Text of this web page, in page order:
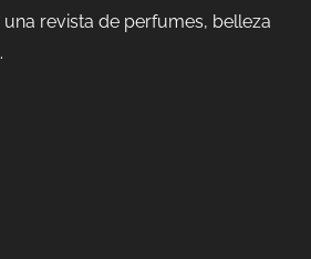
una revista de perfumes, belleza